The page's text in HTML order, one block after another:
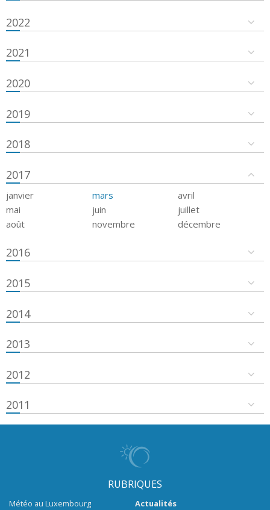
2022
2021
2020
2019
2018
2017
janvier mars
avril
mai
juin
juillet
août
novembre décembre
2016
2015
2014
2013
2012
2011
RUBRIQUES
Météo au Luxembourg
Actualités